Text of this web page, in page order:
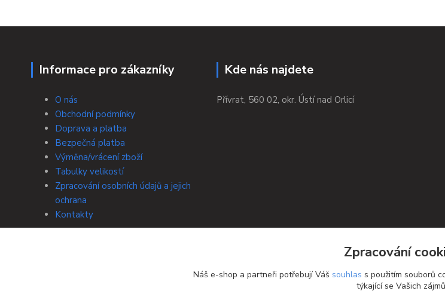
Informace pro zákazníky
O nás
Obchodní podmínky
Doprava a platba
Bezpečná platba
Výměna/vrácení zboží
Tabulky velikostí
Zpracování osobních údajů a jejich
ochrana
Kontakty
Kde nás najdete
Přívrat, 560 02, okr. Ústí nad Orlicí
Zpracování
Náš e-shop a partneři potřebují Váš souhlas s použitím souborů
týkající se Vašich